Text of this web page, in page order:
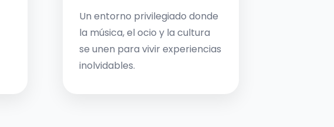
Un entorno privilegiado donde
la música, el ocio y la cultura
se unen para vivir experiencias
inolvidables.